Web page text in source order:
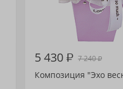
5 430₽ 7 240₽
Композиция "Эхо